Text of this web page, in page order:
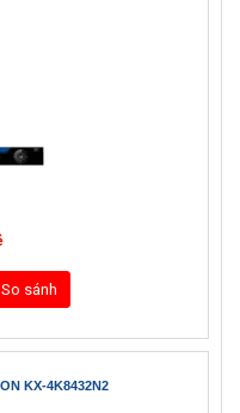
sánh
KX-4K8432N2